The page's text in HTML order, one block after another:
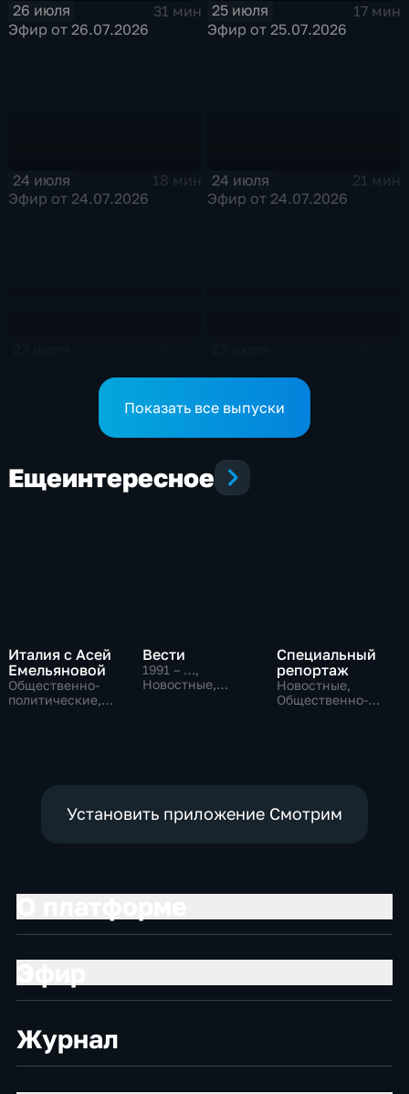
26 июля
31 мин
Эфир от 26.07.2026
25 июля
17 мин
Эфир от 25.07.2026
24 июля
18 мин
Эфир от 24.07.2026
24 июля
21 мин
Эфир от 24.07.2026
Показать все выпуски
Ещеинтересное
Италия с Асей
Емельяновой
Общественно-
политические,
Вести
1991 – …,
Новостные,
Специальный
репортаж
Новостные,
Общественно-
Установить приложение Смотрим
Журнал